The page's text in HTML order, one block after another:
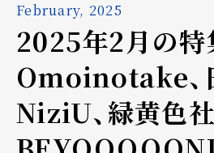
February, 2025
2025年2月の特
Omoinotake、
NiziU、緑黄色社